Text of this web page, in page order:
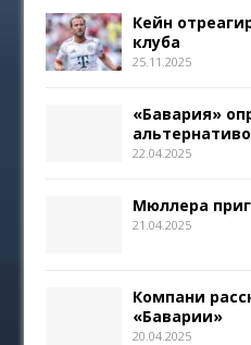
Кейн
клуба
25.11.2025
«Бавария»
22.04.2025
Мюллера
21.04.2025
Компани
«Баварии»
20.04.2025